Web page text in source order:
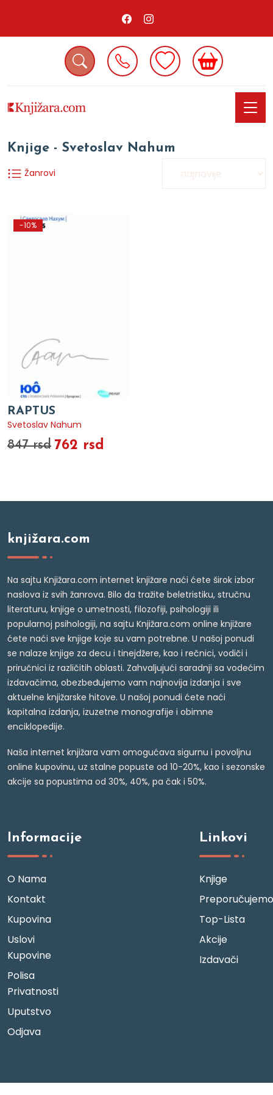
Knjige - Svetoslav Nahum
Žanrovi
-10%
RAPTUS
Svetoslav Nahum
847 rsd 762 rsd
knjižara.com
Na sajtu Knjižara.com internet knjižare naći ćete širok izbor
naslova iz svih žanrova. Bilo da tražite beletristiku, stručnu
literaturu, knjige o umetnosti, filozofiji, psihologiji ili
popularnoj psihologiji, na sajtu Knjižara.com online knjižare
ćete naći sve knjige koje su vam potrebne. U našoj ponudi
se nalaze knjige za decu i tinejdžere, kao i rečnici, vodiči i
priručnici iz različitih oblasti. Zahvaljujući saradnji sa vodećim
izdavačima, obezbeđujemo vam najnovija izdanja i sve
aktuelne knjižarske hitove. U našoj ponudi ćete naći
kapitalna izdanja, izuzetne monografije i obimne
enciklopedije.
Naša internet knjižara vam omogućava sigurnu i povoljnu
online kupovinu, uz stalne popuste od 10-20%, kao i sezonske
akcije sa popustima od 30%, 40%, pa čak i 50%.
Informacije
O Nama
Kontakt
Kupovina
Uslovi
Kupovine
Polisa
Privatnosti
Uputstvo
Odjava
Linkovi
Knjige
Preporučujemo
Top-Lista
Akcije
Izdavači